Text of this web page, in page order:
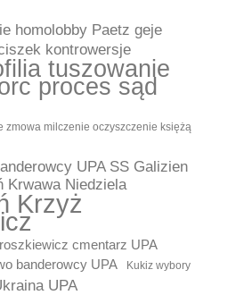
homolobby Paetz geje
kontrowersje
tuszowanie
proces sąd
zmowa milczenie oczyszczenie księżą
UPA SS Galizien
Krwawa Niedziela
Krzyż
cmentarz UPA
banderowcy UPA
Kukiz wybory
UPA